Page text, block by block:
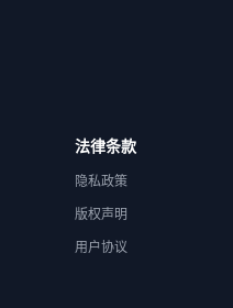
法律条款
隐私政策
版权声明
用户协议